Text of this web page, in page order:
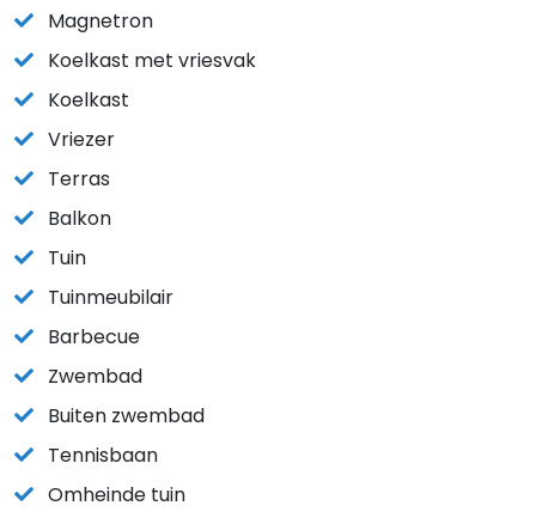
Magnetron
Koelkast met vriesvak
Koelkast
Vriezer
Terras
Balkon
Tuin
Tuinmeubilair
Barbecue
Zwembad
Buiten zwembad
Tennisbaan
Omheinde tuin